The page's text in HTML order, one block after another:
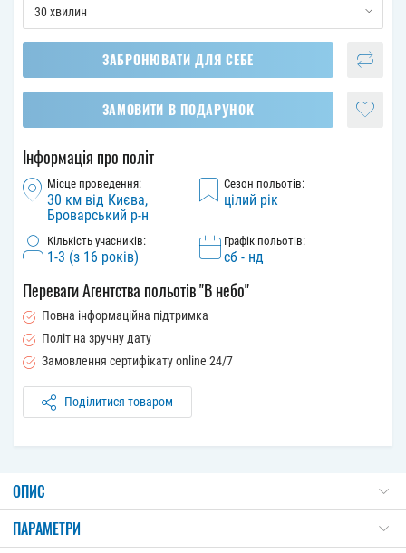
30 хвилин
ЗАБРОНЮВАТИ ДЛЯ СЕБЕ
ЗАМОВИТИ В ПОДАРУНОК
Інформація про політ
Місце проведення:
30 км від Києва,
Броварський р-н
Сезон польотів:
цілий рік
Кількість учасників:
1-3 (з 16 рокiв)
Графік польотів:
сб - нд
Переваги Агентства польотів "В небо"
Повна інформаційна підтримка
Політ на зручну дату
Замовлення сертифікату online 24/7
Поділитися товаром
ОПИС
ПАРАМЕТРИ